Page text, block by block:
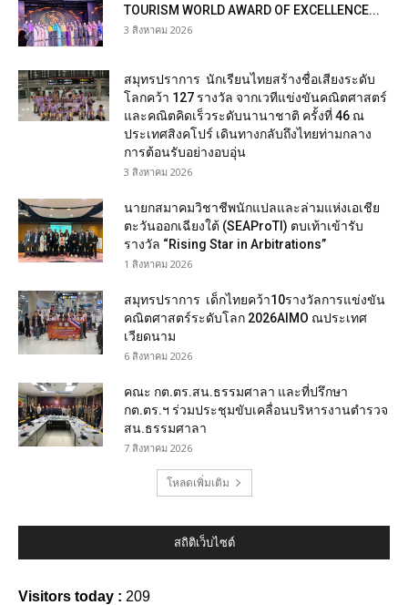
TOURISM WORLD AWARD OF EXCELLENCE...
3 สิงหาคม 2026
สมุทรปราการ นักเรียนไทยสร้างชื่อเสียงระดับ
โลกคว้า 127 รางวัล จากเวทีแข่งขันคณิตศาสตร์
และคณิตคิดเร็วระดับนานาชาติ ครั้งที่ 46 ณ
ประเทศสิงคโปร์ เดินทางกลับถึงไทยท่ามกลาง
การต้อนรับอย่างอบอุ่น
3 สิงหาคม 2026
นายกสมาคมวิชาชีพนักแปลและล่ามแห่งเอเชีย
ตะวันออกเฉียงใต้ (SEAProTI) ตบเท้าเข้ารับ
รางวัล “Rising Star in Arbitrations”
1 สิงหาคม 2026
สมุทรปราการ เด็กไทยคว้า10รางวัลการแข่งขัน
คณิตศาสตร์ระดับโลก 2026AIMO ณประเทศ
เวียดนาม
6 สิงหาคม 2026
คณะ กต.ตร.สน.ธรรมศาลา และที่ปรึกษา
กต.ตร.ฯ ร่วมประชุมขับเคลื่อนบริหารงานตำรวจ
สน.ธรรมศาลา
7 สิงหาคม 2026
โหลดเพิ่มเติม
สถิติเว็บไซต์
Visitors today : 209